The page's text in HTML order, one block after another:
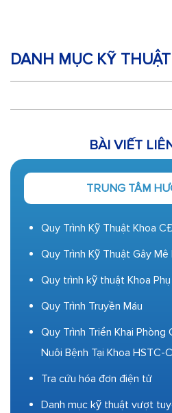
DANH MỤC KỸ
BÀI VIẾT
TRUNG TÂM
Quy Trình Kỹ Thuật Khoa
Quy Trình Kỹ Thuật Gây Mê
Quy trình kỹ thuật Khoa
Quy Trình Truyền Máu
Quy Trình Triển Khai Phòng
Nuôi Bệnh Tại Khoa HSTC-
Tra cứu hóa đơn điện tử
Danh mục kỹ thuật vượt